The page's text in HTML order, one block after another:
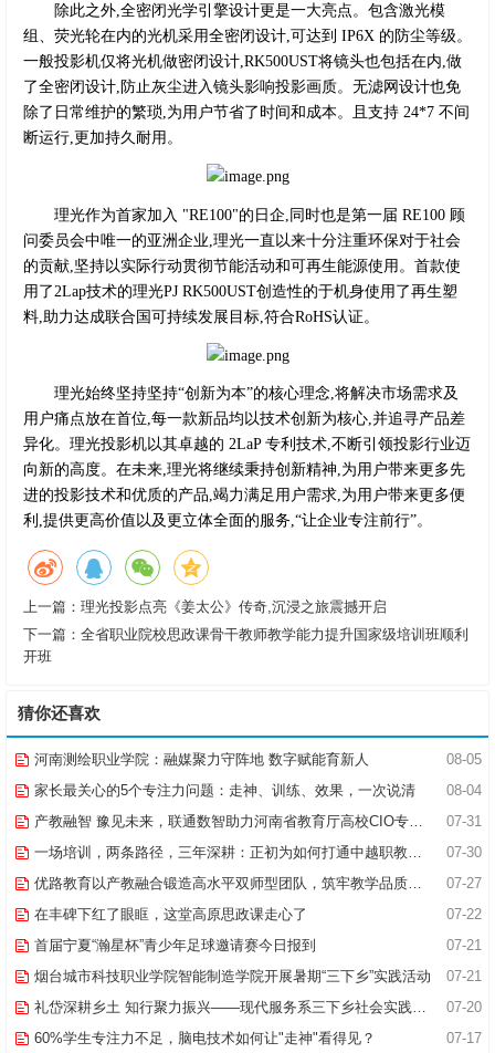
除此之外,全密闭光学引擎设计更是一大亮点。包含激光模
组、荧光轮在内的光机采用全密闭设计,可达到 IP6X 的防尘等级。
一般投影机仅将光机做密闭设计,RK500UST将镜头也包括在内,做
了全密闭设计,防止灰尘进入镜头影响投影画质。无滤网设计也免
除了日常维护的繁琐,为用户节省了时间和成本。且支持 24*7 不间
断运行,更加持久耐用。
理光作为首家加入 "RE100"的日企,同时也是第一届 RE100 顾
问委员会中唯一的亚洲企业,理光一直以来十分注重环保对于社会
的贡献,坚持以实际行动贯彻节能活动和可再生能源使用。首款使
用了2Lap技术的理光PJ RK500UST创造性的于机身使用了再生塑
料,助力达成联合国可持续发展目标,符合RoHS认证。
理光始终坚持坚持“创新为本”的核心理念,将解决市场需求及
用户痛点放在首位,每一款新品均以技术创新为核心,并追寻产品差
异化。理光投影机以其卓越的 2LaP 专利技术,不断引领投影行业迈
向新的高度。在未来,理光将继续秉持创新精神,为用户带来更多先
进的投影技术和优质的产品,竭力满足用户需求,为用户带来更多便
利,提供更高价值以及更立体全面的服务,“让企业专注前行”。
上一篇： 理光投影点亮《姜太公》传奇,沉浸之旅震撼开启
下一篇： 全省职业院校思政课骨干教师教学能力提升国家级培训班顺利
开班
猜你还喜欢
08-05
河南测绘职业学院：融媒聚力守阵地 数字赋能育新人
08-04
家长最关心的5个专注力问题：走神、训练、效果，一次说清
07-31
产教融智 豫见未来，联通数智助力河南省教育厅高校CIO专题研究班共探AI赋能高等教育新路径
07-30
一场培训，两条路径，三年深耕：正初为如何打通中越职教合作的“最后一公里”
07-27
优路教育以产教融合锻造高水平双师型团队，筑牢教学品质基石
07-22
在丰碑下红了眼眶，这堂高原思政课走心了
07-21
首届宁夏“瀚星杯”青少年足球邀请赛今日报到
07-21
烟台城市科技职业学院智能制造学院开展暑期“三下乡”实践活动
07-20
礼岱深耕乡土 知行聚力振兴——现代服务系三下乡社会实践综述
07-17
60%学生专注力不足，脑电技术如何让"走神"看得见？